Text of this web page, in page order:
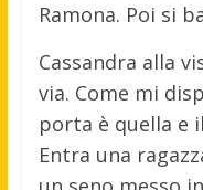
Ramona. Poi si
Cassandra alla
via. Come mi
porta è quella e
Entra una